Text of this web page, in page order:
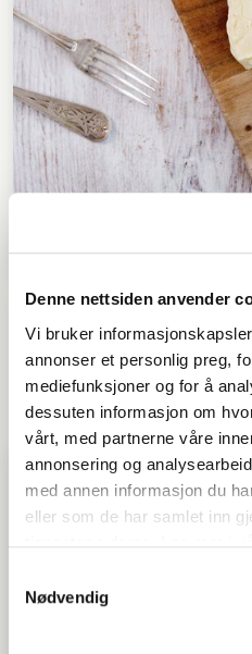
Denne nettsiden anvender
Vi bruker
annonser et personlig preg,
mediefunksjoner og for å
dessuten informasjon om
vårt, med partnerne våre
annonsering og
med annen informasjon du
eller som de har samlet inn
Nødvendig
OVER 60